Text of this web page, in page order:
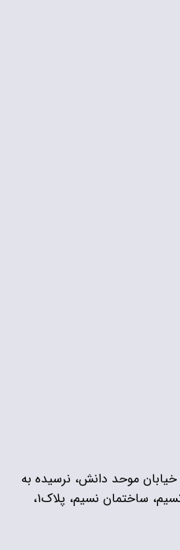
خیابان موحد دانش، نرسیده به
سفارت چین و آوا سنتر، کوچه‌ی نسیم، ساختمان نسیم، پلاک۱،